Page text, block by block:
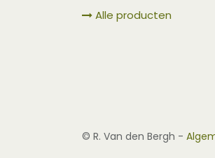
Alle producten
© R. Van den Bergh -